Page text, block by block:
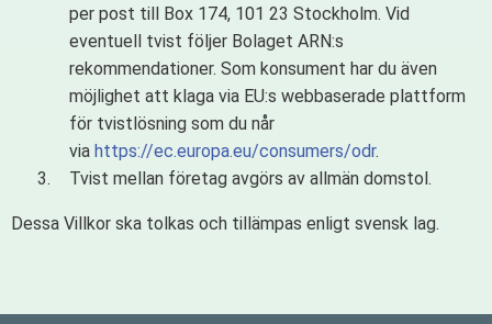
per post till Box 174, 101 23 Stockholm. Vid
eventuell tvist följer Bolaget ARN:s
rekommendationer. Som konsument har du även
möjlighet att klaga via EU:s webbaserade plattform
för tvistlösning som du når
via https://ec.europa.eu/consumers/odr.
Tvist mellan företag avgörs av allmän domstol.
Dessa Villkor ska tolkas och tillämpas enligt svensk lag.